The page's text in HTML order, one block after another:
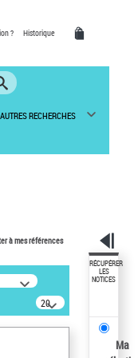
? Historique
AUTRES RECHERCHES
à mes références
20
résultats/page
RÉCUPÉRER
LES
NOTICES
Ma